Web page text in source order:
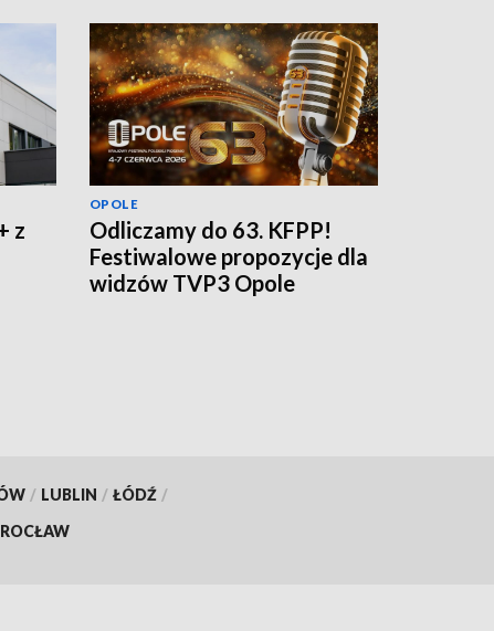
z
OPOLE
Odliczamy do 63. KFPP!
Festiwalowe propozycje dla
widzów TVP3 Opole
/ LUBLIN / ŁÓDŹ /